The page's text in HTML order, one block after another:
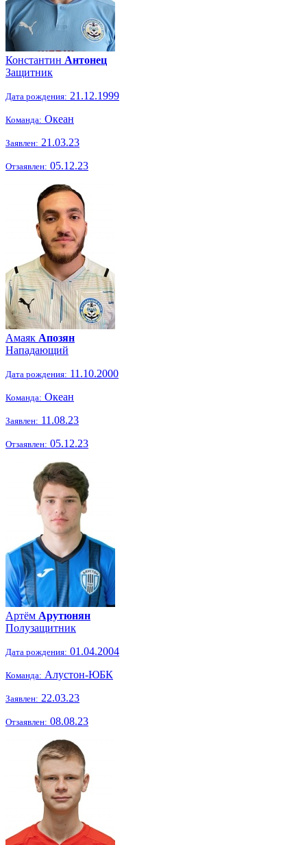
Константин Антонец
Защитник
Дата рождения: 21.12.1999
Команда: Океан
Заявлен: 21.03.23
Отзаявлен: 05.12.23
Амаяк Апозян
Нападающий
Дата рождения: 11.10.2000
Команда: Океан
Заявлен: 11.08.23
Отзаявлен: 05.12.23
Артём Арутюнян
Полузащитник
Дата рождения: 01.04.2004
Команда: Алустон-ЮБК
Заявлен: 22.03.23
Отзаявлен: 08.08.23